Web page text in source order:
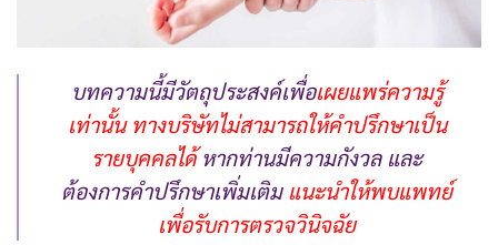
บทความนี้มีวัตถุประสงค์เพื่อเผยแพร่ความรู้
เท่านั้น ทางบริษัทไม่สามารถให้คำปรึกษาเป็น
รายบุคคลได้หากท่านมีความกังวล และ
ต้องการคำปรึกษาเพิ่มเติม แนะนำให้พบแพทย์
เพื่อรับการตรวจวินิจฉัย